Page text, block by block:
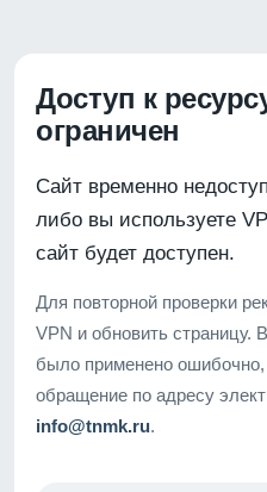
Доступ к
ограничен
Сайт временно
либо вы используете
сайт будет доступен.
Для повторной проверки
VPN и обновить страницу.
было применено
обращение по адресу
info@tnmk.ru.